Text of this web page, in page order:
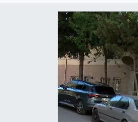
KÜLTÜR SANAT
SAĞLIK
BİLİM VE TEKNOLOJİ
OTOMOBİL
Haber Arşivi